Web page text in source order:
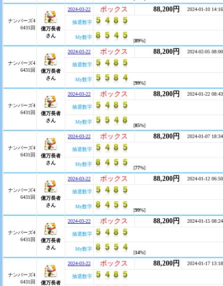
ナンバーズ4
6431回
億万長者
さん
2024-03-22 ボックス 88,200円 2024-01-10 14:16
抽選数字
My数字
[89%]
ナンバーズ4
6431回
億万長者
さん
2024-03-22 ボックス 88,200円 2024-02-05 08:00
抽選数字
My数字
[99%]
ナンバーズ4
6431回
億万長者
さん
2024-03-22 ボックス 88,200円 2024-01-22 08:43
抽選数字
My数字
[85%]
ナンバーズ4
6431回
億万長者
さん
2024-03-22 ボックス 88,200円 2024-01-07 18:34
抽選数字
My数字
[77%]
ナンバーズ4
6431回
億万長者
さん
2024-03-22 ボックス 88,200円 2024-01-12 06:50
抽選数字
My数字
[99%]
ナンバーズ4
6431回
億万長者
さん
2024-03-22 ボックス 88,200円 2024-01-15 08:24
抽選数字
My数字
[14%]
ナンバーズ4
6431回
億万長者
2024-03-22 ボックス 88,200円 2024-01-17 13:18
抽選数字